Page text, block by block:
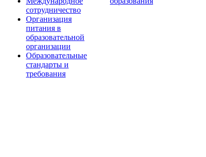
сотрудничество
Организация
питания в
образовательной
организации
Образовательные
стандарты и
требования